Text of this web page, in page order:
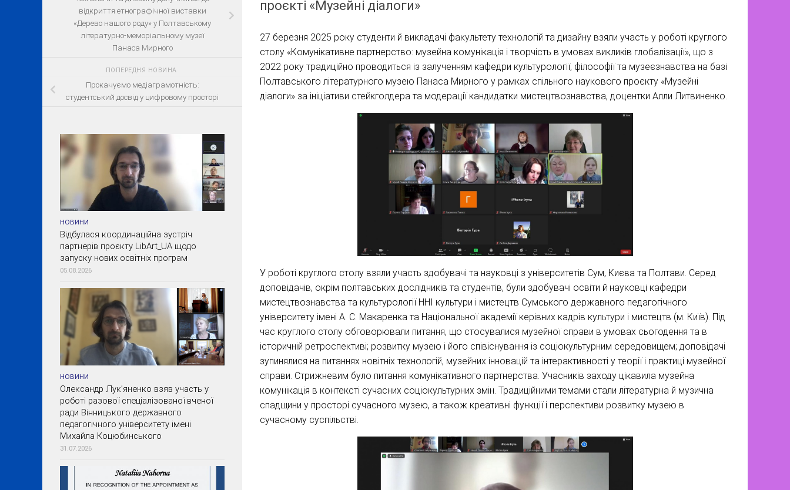
проєкті «Музейні діалоги»
27 березня 2025 року студенти й викладачі факультету технологій та дизайну взяли участь у роботі круглого
столу «Комунікативне партнерство: музейна комунікація і творчість в умовах викликів глобалізації», що з
2022 року традиційно проводиться із залученням кафедри культурології, філософії та музеєзнавства на базі
Полтавського літературного музею Панаса Мирного у рамках спільного наукового проєкту «Музейні
діалоги» за ініціативи стейкголдера та модерації кандидатки мистецтвознавства, доцентки Алли Литвиненко.
У роботі круглого столу взяли участь здобувачі та науковці з університетів Сум, Києва та Полтави. Серед
доповідачів, окрім полтавських дослідників та студентів, були здобувачі освіти й науковці кафедри
мистецтвознавства та культурології ННІ культури і мистецтв Сумського державного педагогічного
університету імені А. С. Макаренка та Національної академії керівних кадрів культури і мистецтв (м. Київ). Під
час круглого столу обговорювали питання, що стосувалися музейної справи в умовах сьогодення та в
історичній ретроспективі; розвитку музею і його співіснування із соціокультурним середовищем; доповідачі
зупинялися на питаннях новітніх технологій, музейних інновацій та інтерактивності у теорії і практиці музейної
справи. Стрижневим було питання комунікативного партнерства. Учасників заходу цікавила музейна
комунікація в контексті сучасних соціокультурних змін. Традиційними темами стали літературна й музична
спадщини у просторі сучасного музею, а також креативні функції і перспективи розвитку музею в
сучасному суспільстві.
відкриття етнографічної виставки
«Дерево нашого роду» у Полтавському
літературно-меморіальному музеї
Панаса Мирного
ПОПЕРЕДНЯ НОВИНА
Прокачуємо медіаграмотність:
студентський досвід у цифровому просторі
НОВИНИ
Відбулася координаційна зустріч
партнерів проєкту LibArt_UA щодо
запуску нових освітніх програм
05.08.2026
НОВИНИ
Олександр Лук’яненко взяв участь у
роботі разової спеціалізованої вченої
ради Вінницького державного
педагогічного університету імені
Михайла Коцюбинського
31.07.2026